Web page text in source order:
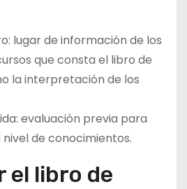
lugar de información de los
que consta el libro de
la interpretación de los
evaluación previa para
de conocimientos.
el libro de